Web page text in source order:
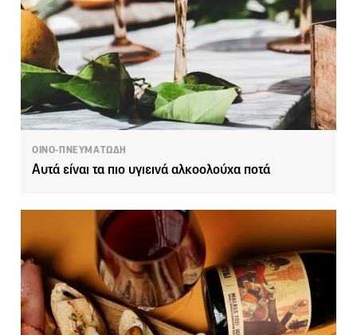
ΟΙΝΟ-ΠΝΕΥΜΑΤΩΔΗ
Αυτά είναι τα πιο υγιεινά αλκοολούχα ποτά